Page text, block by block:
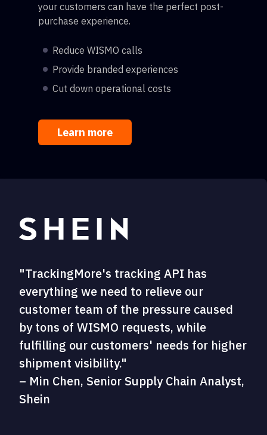
your customers can have the perfect post-
purchase experience.
Reduce WISMO calls
Provide branded experiences
Cut down operational costs
Learn more
"TrackingMore's tracking API has
everything we need to relieve our
customer team of the pressure caused
by tons of WISMO requests, while
fulfilling our customers' needs for higher
shipment visibility."
– Min Chen, Senior Supply Chain Analyst,
Shein